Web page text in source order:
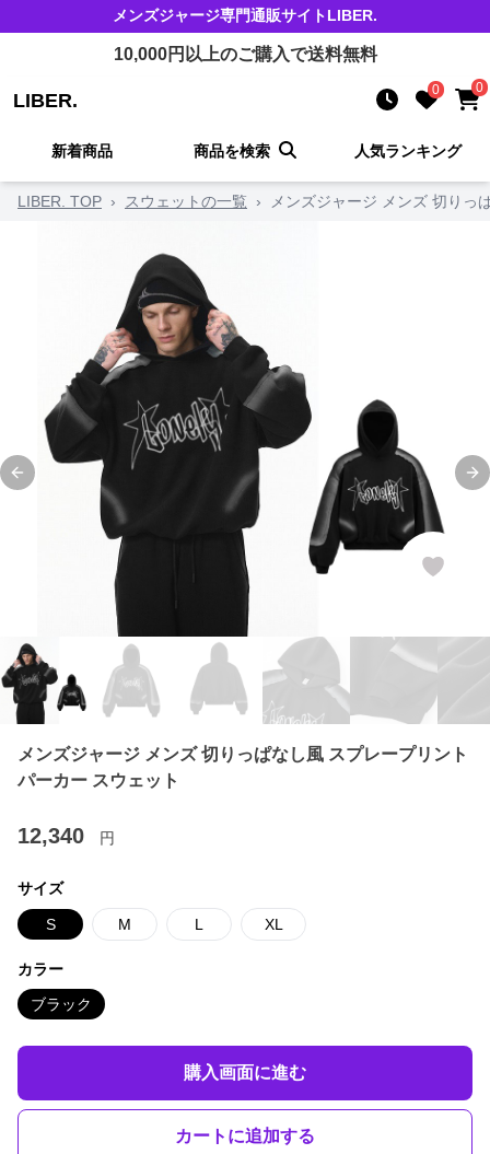
メンズジャージ専門通販サイトLIBER.
10,000円以上のご購入で送料無料
LIBER. 0 0
新着商品 商品を検索 人気ランキング
LIBER. TOP › スウェットの一覧 › メンズジャージ メンズ 切りっ
Previous slide
メンズジャージ メンズ 切りっぱなし風 スプレープリント
パーカー スウェット
12,340 円
サイズ
S M L XL
カラー
ブラック
購入画面に進む
カートに追加する